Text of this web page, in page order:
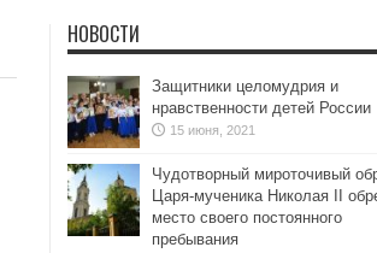
НОВОСТИ
Защитники целомудрия и
нравственности детей России
15 июня, 2021
Чудотворный мироточивый
Царя-мученика Николая II
место своего постоянного
пребывания